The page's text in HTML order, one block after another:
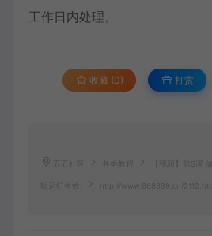
工作日内处理。
收藏 (0) 打赏
五五社区 各类教程 【视频】第5课
辑运行生效) http://www.668899.cn/2112.html